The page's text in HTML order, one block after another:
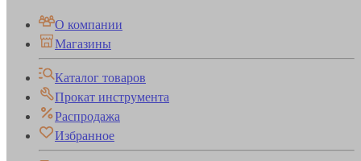
О компании
Магазины
Каталог товаров
Прокат инструмента
Распродажа
Избранное